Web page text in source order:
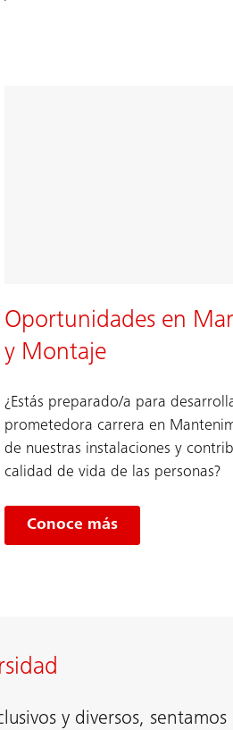
Oportunidades en
y Montaje
¿Estás preparado/a para
prometedora carrera en
de nuestras instalaciones y
calidad de vida de las personas?
Conoce más
y diversos, sentamos